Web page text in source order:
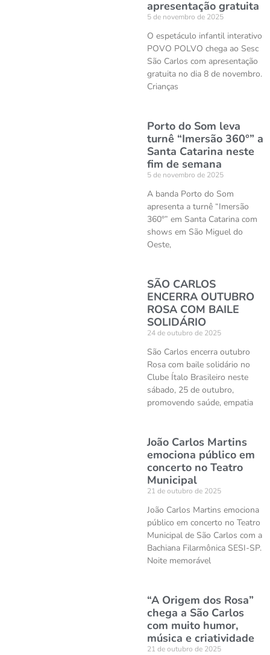
apresentação gratuita
5 de novembro de 2025
O espetáculo infantil interativo
POVO POLVO chega ao Sesc
São Carlos com apresentação
gratuita no dia 8 de novembro.
Crianças
Porto do Som leva
turnê “Imersão 360°” a
Santa Catarina neste
fim de semana
5 de novembro de 2025
A banda Porto do Som
apresenta a turnê “Imersão
360°” em Santa Catarina com
shows em São Miguel do
Oeste,
SÃO CARLOS
ENCERRA OUTUBRO
ROSA COM BAILE
SOLIDÁRIO
24 de outubro de 2025
São Carlos encerra outubro
Rosa com baile solidário no
Clube Ítalo Brasileiro neste
sábado, 25 de outubro,
promovendo saúde, empatia
João Carlos Martins
emociona público em
concerto no Teatro
Municipal
21 de outubro de 2025
João Carlos Martins emociona
público em concerto no Teatro
Municipal de São Carlos com a
Bachiana Filarmônica SESI-SP.
Noite memorável
“A Origem dos Rosa”
chega a São Carlos
com muito humor,
música e criatividade
21 de outubro de 2025